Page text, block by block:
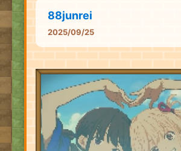
88junrei
2025/09/25